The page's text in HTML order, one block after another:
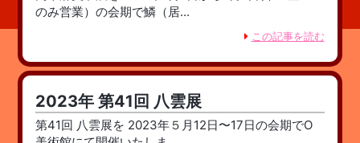
のみ営業）の会期で鱗（居...
この記事を読む
2023年 第41回 八雲展
第41回 八雲展を 2023年５月12日〜17日の会期でO